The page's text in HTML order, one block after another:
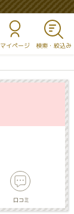
マイページ
口コミ